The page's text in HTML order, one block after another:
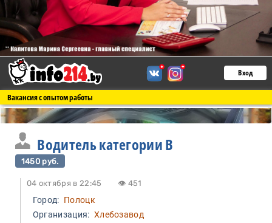
Вход
Вакансия с опытом работы
Водитель категории B
1450 руб.
04 октября в 22:45 👁 451
Город: Полоцк
Организация: Хлебозавод